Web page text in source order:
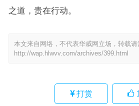
之道，贵在行动。
本文来自网络，不代表华威网立场，转载请
http://wap.hlwvv.com/archives/399.html
打赏